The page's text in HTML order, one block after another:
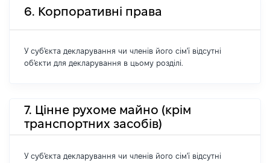
6. Корпоративні права
У суб'єкта декларування чи членів його сім'ї відсутні
об'єкти для декларування в цьому розділі.
7. Цінне рухоме майно (крім
транспортних засобів)
У суб'єкта декларування чи членів його сім'ї відсутні